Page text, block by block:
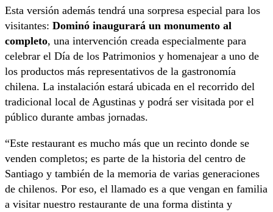
Esta versión además tendrá una sorpresa especial para los
visitantes: Dominó inaugurará un monumento al
completo, una intervención creada especialmente para
celebrar el Día de los Patrimonios y homenajear a uno de
los productos más representativos de la gastronomía
chilena. La instalación estará ubicada en el recorrido del
tradicional local de Agustinas y podrá ser visitada por el
público durante ambas jornadas.
“Este restaurant es mucho más que un recinto donde se
venden completos; es parte de la historia del centro de
Santiago y también de la memoria de varias generaciones
de chilenos. Por eso, el llamado es a que vengan en familia
a visitar nuestro restaurante de una forma distinta y